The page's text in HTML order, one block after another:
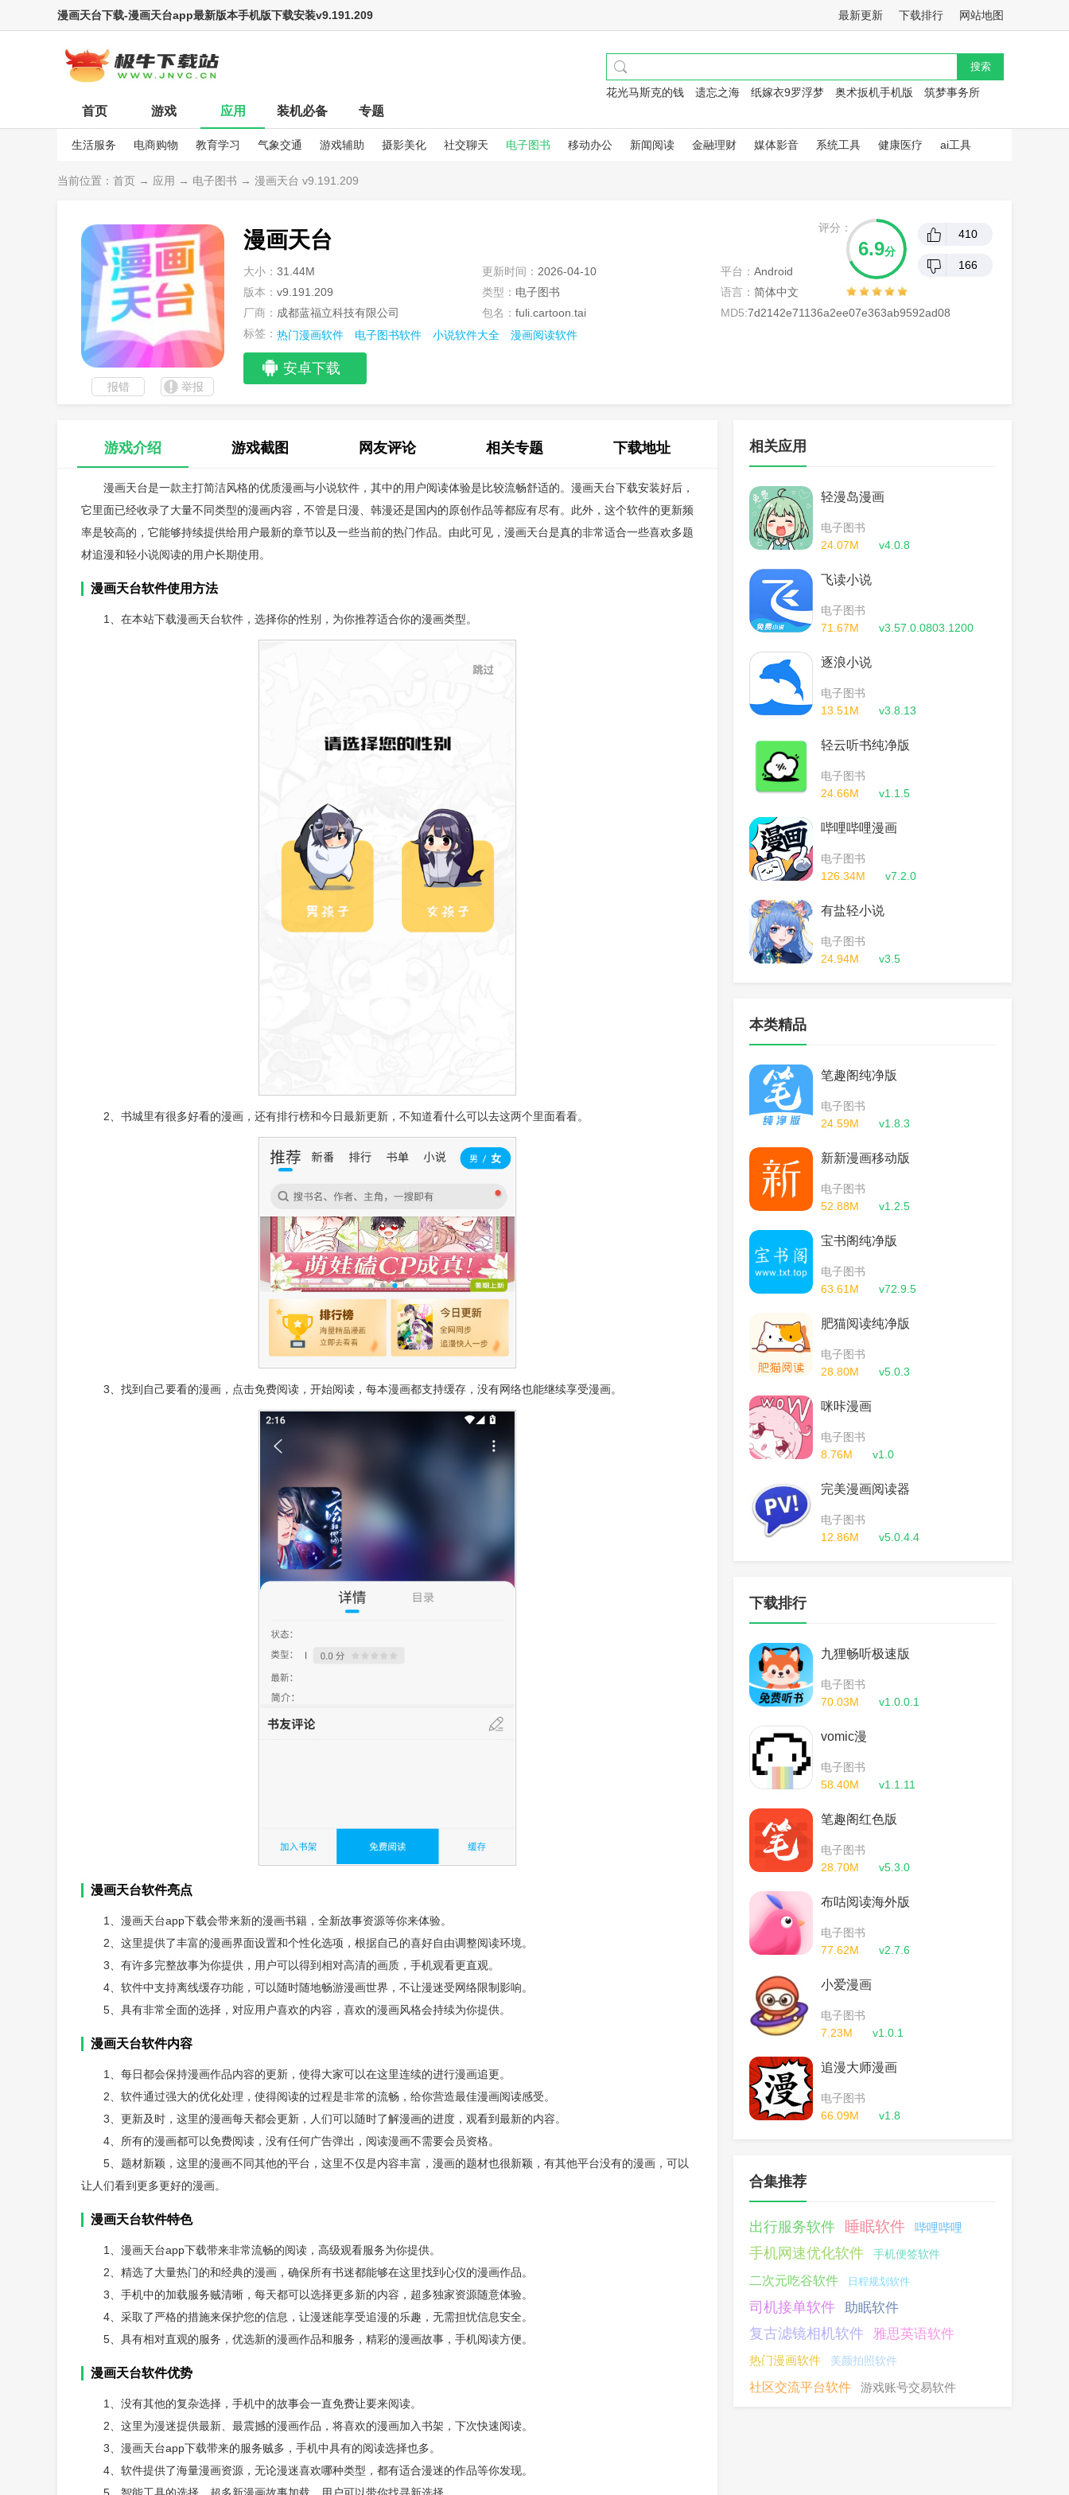
最新更新 下载排行 网站地图
漫画天台下载-漫画天台app最新版本手机版下载安装v9.191.209
花光马斯克的钱 遗忘之海 纸嫁衣9罗浮梦 奥术扳机手机版 筑梦事务所
首页 游戏 应用 装机必备 专题
生活服务 电商购物 教育学习 气象交通 游戏辅助 摄影美化 社交聊天 电子图书 移动办公 新闻阅读 金融理财 媒体影音 系统工具 健康医疗 ai工具
娱乐资讯
当前位置： 首页 → 应用 → 电子图书 → 漫画天台 v9.191.209
漫画天台
大小： 31.44M 更新时间： 2026-04-10 平台： Android
版本： v9.191.209 类型： 电子图书 语言： 简体中文
厂商： 成都蓝福立科技有限公司 包名： fuli.cartoon.tai MD5:7d2142e71136a2ee07e363ab9592ad08
标签： 热门漫画软件 电子图书软件 小说软件大全 漫画阅读软件
安卓下载
评分：
6.9分
410
166
报错 举报
游戏介绍 游戏截图 网友评论
(0)
相关专题 下载地址
漫画天台是一款主打简洁风格的优质漫画与小说软件，其中的用户阅读体验是比较流畅舒适的。漫画天台下载安装好后，
它里面已经收录了大量不同类型的漫画内容，不管是日漫、韩漫还是国内的原创作品等都应有尽有。此外，这个软件的更新频
率是较高的，它能够持续提供给用户最新的章节以及一些当前的热门作品。由此可见，漫画天台是真的非常适合一些喜欢多题
材追漫和轻小说阅读的用户长期使用。
漫画天台软件使用方法
1、在本站下载漫画天台软件，选择你的性别，为你推荐适合你的漫画类型。
2、书城里有很多好看的漫画，还有排行榜和今日最新更新，不知道看什么可以去这两个里面看看。
3、找到自己要看的漫画，点击免费阅读，开始阅读，每本漫画都支持缓存，没有网络也能继续享受漫画。
漫画天台软件亮点
1、漫画天台app下载会带来新的漫画书籍，全新故事资源等你来体验。
2、这里提供了丰富的漫画界面设置和个性化选项，根据自己的喜好自由调整阅读环境。
3、有许多完整故事为你提供，用户可以得到相对高清的画质，手机观看更直观。
4、软件中支持离线缓存功能，可以随时随地畅游漫画世界，不让漫迷受网络限制影响。
5、具有非常全面的选择，对应用户喜欢的内容，喜欢的漫画风格会持续为你提供。
漫画天台软件内容
1、每日都会保持漫画作品内容的更新，使得大家可以在这里连续的进行漫画追更。
2、软件通过强大的优化处理，使得阅读的过程是非常的流畅，给你营造最佳漫画阅读感受。
3、更新及时，这里的漫画每天都会更新，人们可以随时了解漫画的进度，观看到最新的内容。
4、所有的漫画都可以免费阅读，没有任何广告弹出，阅读漫画不需要会员资格。
5、题材新颖，这里的漫画不同其他的平台，这里不仅是内容丰富，漫画的题材也很新颖，有其他平台没有的漫画，可以
让人们看到更多更好的漫画。
漫画天台软件特色
1、漫画天台app下载带来非常流畅的阅读，高级观看服务为你提供。
2、精选了大量热门的和经典的漫画，确保所有书迷都能够在这里找到心仪的漫画作品。
3、手机中的加载服务贼清晰，每天都可以选择更多新的内容，超多独家资源随意体验。
4、采取了严格的措施来保护您的信息，让漫迷能享受追漫的乐趣，无需担忧信息安全。
5、具有相对直观的服务，优选新的漫画作品和服务，精彩的漫画故事，手机阅读方便。
漫画天台软件优势
1、没有其他的复杂选择，手机中的故事会一直免费让要来阅读。
2、这里为漫迷提供最新、最震撼的漫画作品，将喜欢的漫画加入书架，下次快速阅读。
3、漫画天台app下载带来的服务贼多，手机中具有的阅读选择也多。
4、软件提供了海量漫画资源，无论漫迷喜欢哪种类型，都有适合漫迷的作品等你发现。
相关应用
轻漫岛漫画
电子图书
24.07M
v4.0.8
飞读小说
电子图书
71.67M
v3.57.0.0803.1200
逐浪小说
电子图书
13.51M
v3.8.13
轻云听书纯净版
电子图书
24.66M
v1.1.5
哔哩哔哩漫画
电子图书
126.34M
v7.2.0
有盐轻小说
电子图书
24.94M
v3.5
本类精品
笔趣阁纯净版
电子图书
24.59M
v1.8.3
新新漫画移动版
电子图书
52.88M
v1.2.5
宝书阁纯净版
电子图书
63.61M
v72.9.5
肥猫阅读纯净版
电子图书
28.80M
v5.0.3
咪咔漫画
电子图书
8.76M
v1.0
完美漫画阅读器
电子图书
12.86M
v5.0.4.4
下载排行
九狸畅听极速版
电子图书
70.03M
v1.0.0.1
vomic漫
电子图书
58.40M
v1.1.11
笔趣阁红色版
电子图书
28.70M
v5.3.0
布咕阅读海外版
电子图书
77.62M
v2.7.6
小爱漫画
电子图书
7.23M
v1.0.1
追漫大师漫画
电子图书
66.09M
v1.8
合集推荐
出行服务软件 睡眠软件 哔哩哔哩
手机网速优化软件 手机便签软件
二次元吃谷软件 日程规划软件
司机接单软件 助眠软件
复古滤镜相机软件 雅思英语软件
热门漫画软件 美颜拍照软件
社区交流平台软件 游戏账号交易软件